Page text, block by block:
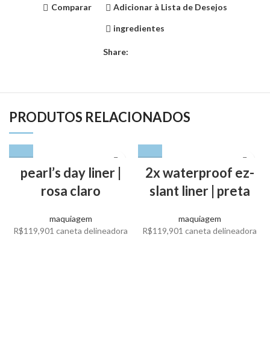
Comparar Adicionar à Lista de Desejos
ingredientes
Share:
PRODUTOS RELACIONADOS
pearl’s day liner |
rosa claro
maquiagem
R$119,901 caneta delineadora
2x waterproof ez-
slant liner | preta
maquiagem
R$119,901 caneta delineadora